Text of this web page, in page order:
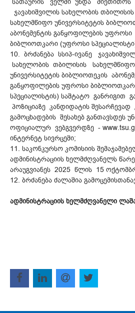
ჯავახიშვილის სახელობის თბილისის
სახელმწიფო უნივერსიტეტის
აბონემენტის განყოფილების უფროსი
ბიბლიოთკარი (უფროსი
10. ბრძანება სსიპ-ივანე
სახელობის თბილისის სახელმწიფო
უნივერსიტეტის ბიბლიოთეკის
განყოფილების უფროსი
სპეციალისტის) საშტატო განრიგით
პოზიციაზე კანდიდატის შესარჩევად
გამოცხადების შესახებ განთავსდეს
ოფიციალურ ვებგვერდზე -
ინტერნეტ სივრცეში;
11. საკონკურსო კომისიის
ადმინისტრაციის ხელმძღვანელს
არაუგვიანეს 2025 წლის 15
12. ბრძანება ძალაშია
ადმინისტრაციის ხელმძღვანელი